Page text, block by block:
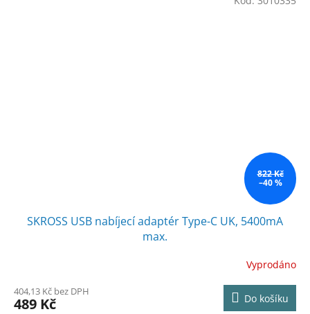
822 Kč
–40 %
SKROSS USB nabíjecí adaptér Type-C UK, 5400mA
max.
Vyprodáno
404,13 Kč bez DPH
489 Kč Do košíku